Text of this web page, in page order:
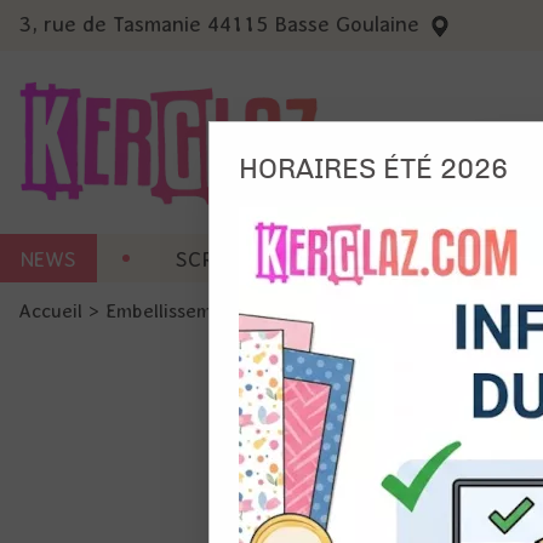
3, rue de Tasmanie 44115 Basse Goulaine
NEWS SCRAP CARTERIE MACHINES
Accueil > Embellissement > Rub-on -
Ils
et du
précises
Si vous
de la
HORAIRES ÉTÉ 2026